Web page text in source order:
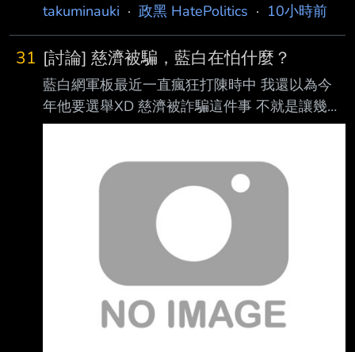
takuminauki · 政黑 HatePolitics · 10小時前
31 [討論] 慈濟被騙，藍白在怕什麼？
藍白網軍板最近一直瘋狂打陳時中 我還以為今
年他要選舉XD 慈濟被詐騙這件事 不就是讓幾個
藍白政治人物變成小丑而已，需要這麼氣嗎？